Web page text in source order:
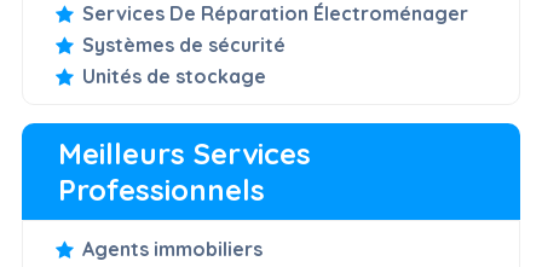
Services De Réparation Électroménager
Systèmes de sécurité
Unités de stockage
Meilleurs Services
Professionnels
Agents immobiliers